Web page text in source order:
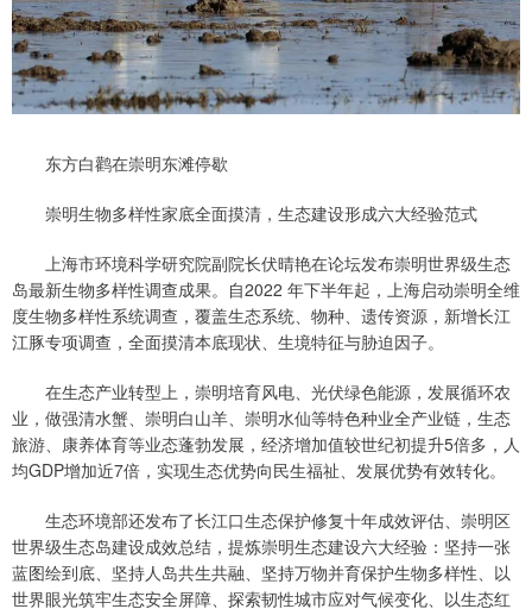
东方白鹳在崇明东滩停歇
崇明生物多样性家底全面摸清，生态建设形成六大经验范式
上海市环境科学研究院副院长伏晴艳在论坛发布崇明世界级生态
岛最新生物多样性调查成果。自2022 年下半年起，上海启动崇明全维
度生物多样性系统调查，覆盖生态系统、物种、遗传资源，新增长江
江豚专项调查，全面摸清本底现状、生境特征与胁迫因子。
在生态产业转型上，崇明培育风电、光伏绿色能源，发展循环农
业，做强清水蟹、崇明白山羊、崇明水仙等特色种业全产业链，生态
旅游、康养体育等业态蓬勃发展，经济增加值较世纪初提升5倍多，人
均GDP增加近7倍，实现生态优势向民生福祉、发展优势有效转化。
生态环境部还发布了长江口生态保护修复十年成效评估、崇明区
世界级生态岛建设成效总结，提炼崇明生态建设六大经验：坚持一张
蓝图绘到底、坚持人岛共生共融、坚持万物并育保护生物多样性、以
世界眼光筑牢生态安全屏障、探索韧性城市应对气候变化、以生态红